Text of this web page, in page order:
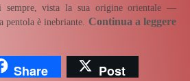
sempre, vista la sua origine orientale —
pentola è inebriante. Continua a leggere
Share Post